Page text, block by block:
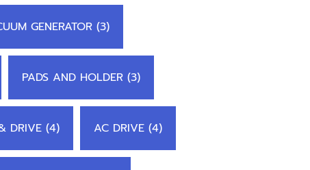
GENERATOR (3)
PADS AND HOLDER (3)
DRIVE (4) AC DRIVE (4)